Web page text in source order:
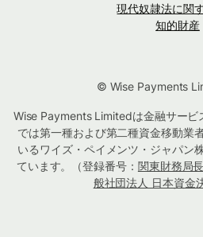
現代奴隷法に関
知的財産
© Wise Payments
Wise Payments Limitedは金融サービ
では第一種および第二種資金移動業
いるワイズ・ペイメンツ・ジャパン
ています。（登録番号： 関東財務局
般社団法人 日本資金